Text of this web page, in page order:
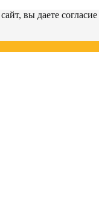
вы даете